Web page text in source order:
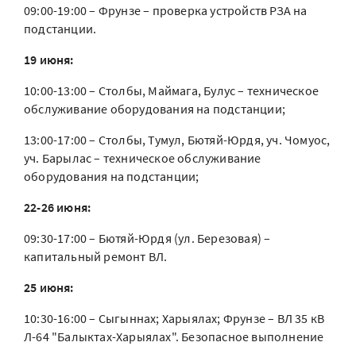
09:00-19:00 – Фрунзе – проверка устройств РЗА на
подстанции.
19 июня:
10:00-13:00 – Столбы, Маймага, Булус – техническое
обслуживание оборудования на подстанции;
13:00-17:00 – Столбы, Тумул, Бютяй-Юрдя, уч. Чомуос,
уч. Барылас – техническое обслуживание
оборудования на подстанции;
22-26 июня:
09:30-17:00 – Бютяй-Юрдя (ул. Березовая) –
капитальный ремонт ВЛ.
25 июня:
10:30-16:00 – Сыгыннах; Харыялах; Фрунзе – ВЛ 35 кВ
Л-64 "Балыктах-Харыялах". Безопасное выполнение